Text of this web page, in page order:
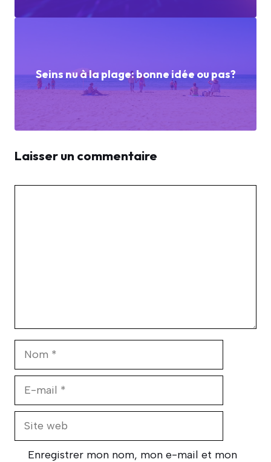
Seins nu à la plage: bonne idée ou pas?
Laisser un commentaire
Enregistrer mon nom, mon e-mail et mon